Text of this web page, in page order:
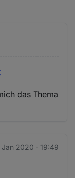
das Thema
Jan 2020 - 19:49